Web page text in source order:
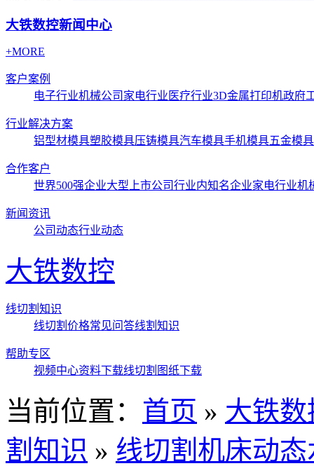
大铁数控新闻中心
+MORE
客户案例
电子行业机械公司 家电行业 医疗行业3D金属打印机政府
行业解决方案
铝型材模具塑胶模具压铸模具汽车模具手机模具五金模具
合作客户
世界500强企业大型上市公司行业内知名企业家电行业机
新闻资讯
公司动态行业动态
大铁数控
线切割知识
线切割价格常见问答线割知识
帮助专区
视频中心资料下载线切割图纸下载
当前位置： 首页 » 大铁
割知识 » 线切割机床动